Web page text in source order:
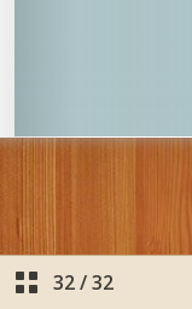
32/32